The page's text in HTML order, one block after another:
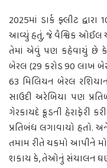
2025માં ડાર્ક ફ્લીટ
આવ્યું હતું, જે વૈશ્વિક ઓઈલ
તેમાં એવું પણ કહેવાયું છે કે,
બેરલ (29 કરોડ 90 લાખ
63 મિલિયન બેરલ
સાઉદી અરેબિયા પણ
ગેરકાયદે ક્રૂડની હેરાફેરી
પ્રતિબંધ લગાવાયો હતો.
તમામ રીતે ચકમો આપીને
શકાય કે, તેઓનું સંચાલન